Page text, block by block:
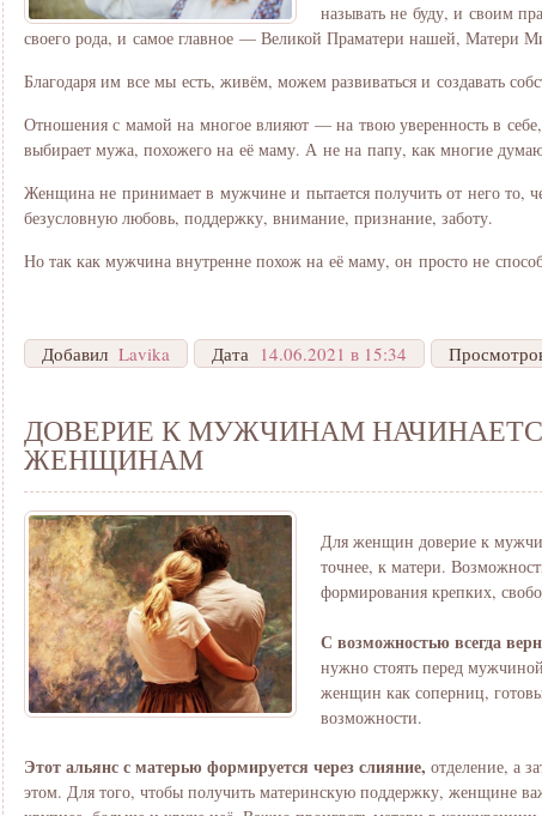
называть не буду, и своим
своего рода, и самое главное — Великой Праматери нашей, Матери
Благодаря им все мы есть, живём, можем развиваться и создавать
Отношения с мамой на многое влияют — на твою уверенность в
выбирает мужа, похожего на её маму. А не на папу, как многие
Женщина не принимает в мужчине и пытается получить от него то,
безусловную любовь, поддержку, внимание, признание, заботу.
Но так как мужчина внутренне похож на её маму, он просто не
Добавил Lavika Дата 14.06.2021 в 15:34
ДОВЕРИЕ К МУЖЧИНАМ
ЖЕНЩИНАМ
Для женщин доверие к
точнее, к матери.
формирования крепких,
С возможностью всегда
нужно стоять перед
женщин как соперниц,
возможности.
Этот альянс с матерью формируется через слияние, отделение, а
этом. Для того, чтобы получить материнскую поддержку, женщине